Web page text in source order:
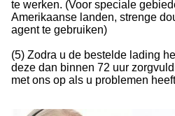
te werken. (Voor speciale
Amerikaanse landen, strenge
agent te gebruiken)
(5) Zodra u de bestelde lading
deze dan binnen 72 uur
met ons op als u problemen